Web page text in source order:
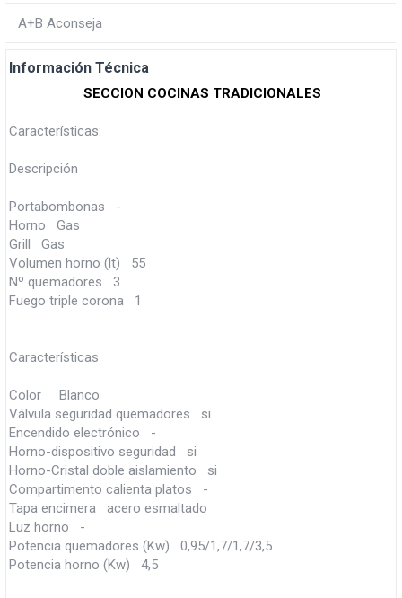
A+B Aconseja
Información Técnica
SECCION COCINAS TRADICIONALES
Características:
Descripción
Portabombonas -
Horno Gas
Grill Gas
Volumen horno (lt) 55
Nº quemadores 3
Fuego triple corona 1
Características
Color Blanco
Válvula seguridad quemadores si
Encendido electrónico -
Horno-dispositivo seguridad si
Horno-Cristal doble aislamiento si
Compartimento calienta platos -
Tapa encimera acero esmaltado
Luz horno -
Potencia quemadores (Kw) 0,95/1,7/1,7/3,5
Potencia horno (Kw) 4,5